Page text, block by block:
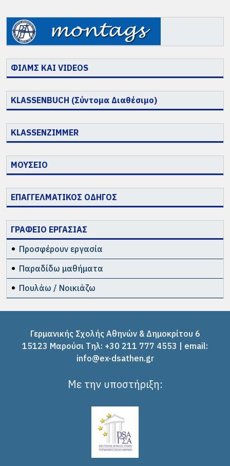
ΦΙΛΜΣ ΚΑΙ VIDEOS
KLASSENBUCH (Σύντομα Διαθέσιμο)
KLASSENZIMMER
ΜΟΥΣΕΙΟ
ΕΠΑΓΓΕΛΜΑΤΙΚΟΣ ΟΔΗΓΟΣ
ΓΡΑΦΕΙΟ ΕΡΓΑΣΙΑΣ
Προσφέρουν εργασία
Παραδίδω μαθήματα
Πουλάω / Νοικιάζω
Γερμανικής Σχολής Αθηνών & Δημοκρίτου 6
15123 Μαρούσι Tηλ: +30 211 777 4553 | email:
info@ex-dsathen.gr
Με την υποστήριξη: